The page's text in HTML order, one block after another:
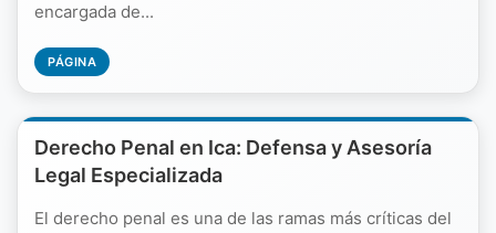
encargada de...
PÁGINA
Derecho Penal en Ica: Defensa y Asesoría
Legal Especializada
El derecho penal es una de las ramas más críticas del